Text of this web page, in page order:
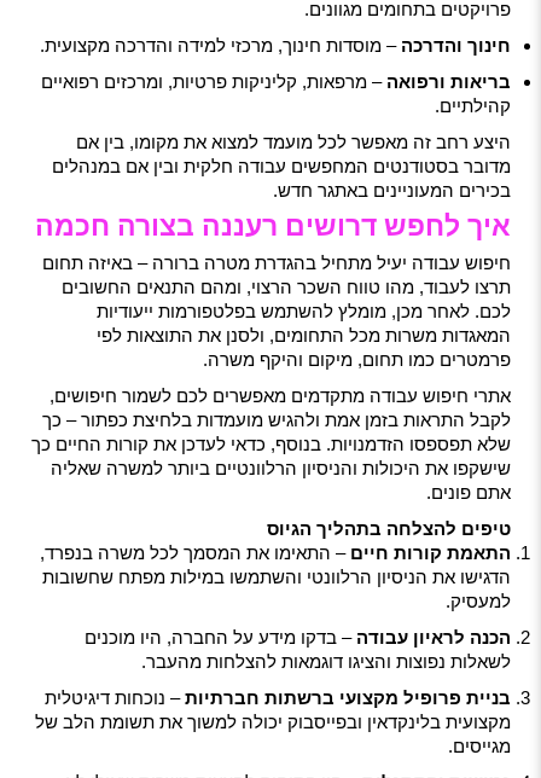
פרויקטים בתחומים מגוונים.
חינוך והדרכה – מוסדות חינוך, מרכזי למידה והדרכה מקצועית.
בריאות ורפואה – מרפאות, קליניקות פרטיות, ומרכזים רפואיים
קהילתיים.
היצע רחב זה מאפשר לכל מועמד למצוא את מקומו, בין אם
מדובר בסטודנטים המחפשים עבודה חלקית ובין אם במנהלים
בכירים המעוניינים באתגר חדש.
איך לחפש דרושים רעננה בצורה חכמה
חיפוש עבודה יעיל מתחיל בהגדרת מטרה ברורה – באיזה תחום
תרצו לעבוד, מהו טווח השכר הרצוי, ומהם התנאים החשובים
לכם. לאחר מכן, מומלץ להשתמש בפלטפורמות ייעודיות
המאגדות משרות מכל התחומים, ולסנן את התוצאות לפי
פרמטרים כמו תחום, מיקום והיקף משרה.
אתרי חיפוש עבודה מתקדמים מאפשרים לכם לשמור חיפושים,
לקבל התראות בזמן אמת ולהגיש מועמדות בלחיצת כפתור – כך
שלא תפספסו הזדמנויות. בנוסף, כדאי לעדכן את קורות החיים כך
שישקפו את היכולות והניסיון הרלוונטיים ביותר למשרה שאליה
אתם פונים.
טיפים להצלחה בתהליך הגיוס
התאמת קורות חיים – התאימו את המסמך לכל משרה בנפרד,
הדגישו את הניסיון הרלוונטי והשתמשו במילות מפתח שחשובות
למעסיק.
הכנה לראיון עבודה – בדקו מידע על החברה, היו מוכנים
לשאלות נפוצות והציגו דוגמאות להצלחות מהעבר.
בניית פרופיל מקצועי ברשתות חברתיות– נוכחות דיגיטלית
מקצועית בלינקדאין ובפייסבוק יכולה למשוך את תשומת הלב של
מגייסים.